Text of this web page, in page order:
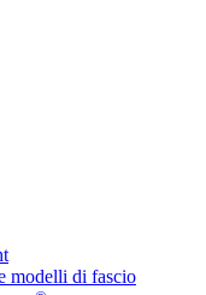
modelli di fascio